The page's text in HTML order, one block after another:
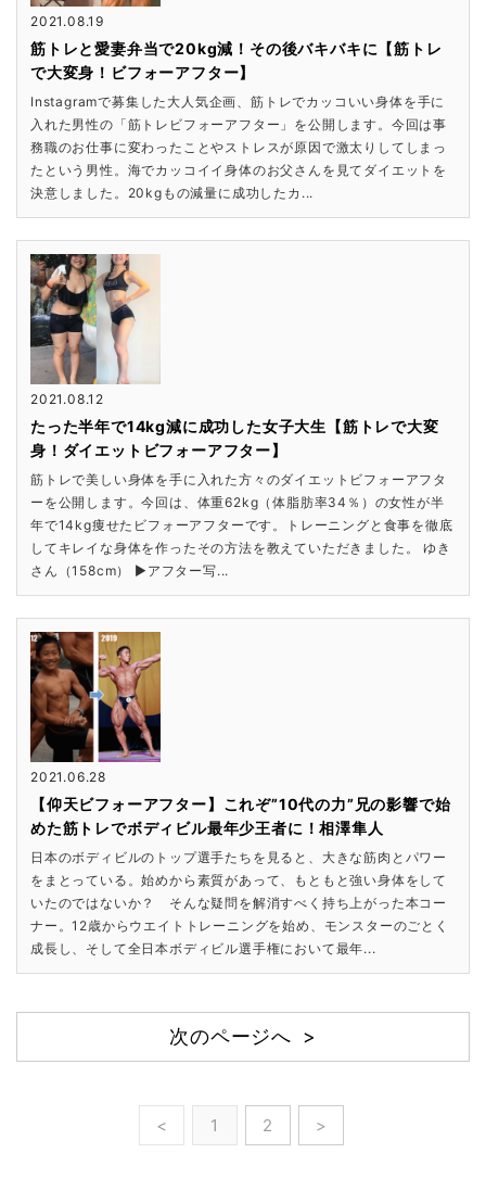
2021.08.19
筋トレと愛妻弁当で20kg減！その後バキバキに【筋トレ
で大変身！ビフォーアフター】
Instagramで募集した大人気企画、筋トレでカッコいい身体を手に
入れた男性の「筋トレビフォーアフター」を公開します。今回は事
務職のお仕事に変わったことやストレスが原因で激太りしてしまっ
たという男性。海でカッコイイ身体のお父さんを見てダイエットを
決意しました。20kgもの減量に成功したカ...
2021.08.12
たった半年で14kg減に成功した女子大生【筋トレで大変
身！ダイエットビフォーアフター】
筋トレで美しい身体を手に入れた方々のダイエットビフォーアフタ
ーを公開します。今回は、体重62kg（体脂肪率34％）の女性が半
年で14kg痩せたビフォーアフターです。トレーニングと食事を徹底
してキレイな身体を作ったその方法を教えていただきました。 ゆき
さん（158cm） ▶アフター写...
2021.06.28
【仰天ビフォーアフター】これぞ”10代の力”兄の影響で始
めた筋トレでボディビル最年少王者に！相澤隼人
日本のボディビルのトップ選手たちを見ると、大きな筋肉とパワー
をまとっている。始めから素質があって、もともと強い身体をして
いたのではないか？ そんな疑問を解消すべく持ち上がった本コー
ナー。12歳からウエイトトレーニングを始め、モンスターのごとく
成長し、そして全日本ボディビル選手権において最年...
次のページへ >
< 1 2 >